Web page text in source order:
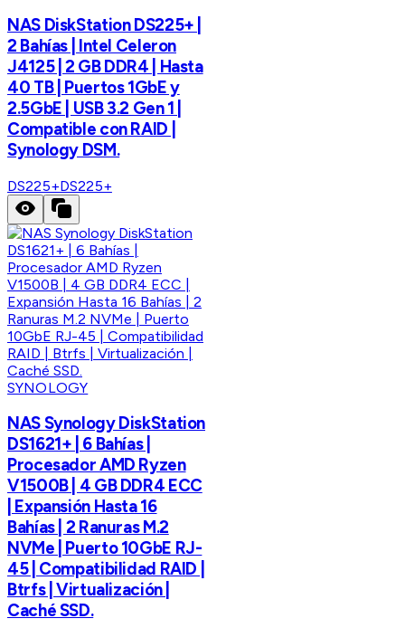
NAS DiskStation DS225+ |
2 Bahías | Intel Celeron
J4125 | 2 GB DDR4 | Hasta
40 TB | Puertos 1GbE y
2.5GbE | USB 3.2 Gen 1 |
Compatible con RAID |
Synology DSM.
DS225+DS225+
SYNOLOGY
NAS Synology DiskStation
DS1621+ | 6 Bahías |
Procesador AMD Ryzen
V1500B | 4 GB DDR4 ECC
| Expansión Hasta 16
Bahías | 2 Ranuras M.2
NVMe | Puerto 10GbE RJ-
45 | Compatibilidad RAID |
Btrfs | Virtualización |
Caché SSD.